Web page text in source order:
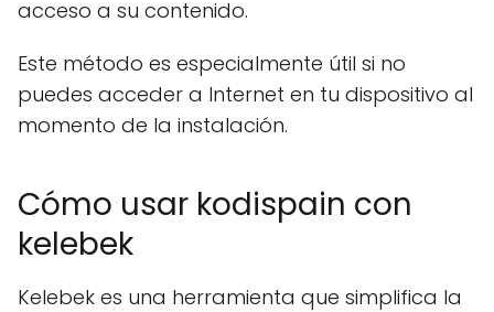
acceso a su contenido.
Este método es especialmente útil si no
puedes acceder a Internet en tu dispositivo al
momento de la instalación.
Cómo usar kodispain con
kelebek
Kelebek es una herramienta que simplifica la